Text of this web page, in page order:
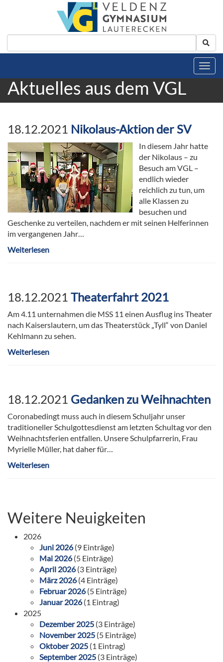
Aktuelles aus dem VGL
18.12.2021 Nikolaus-Aktion der SV
In diesem Jahr hatte
der Nikolaus – zu
Besuch am VGL –
endlich wieder
reichlich zu tun, um
alle Klassen zu
besuchen und
Geschenke zu verteilen, nachdem er mit seinen Helferinnen
im vergangenen Jahr…
Weiterlesen
18.12.2021 Theaterfahrt 2021
Am 4.11 unternahmen die MSS 11 einen Ausflug ins Theater
nach Kaiserslautern, um das Theaterstück „Tyll“ von Daniel
Kehlmann zu sehen.
Weiterlesen
18.12.2021 Gedanken zu Weihnachten
Coronabedingt muss auch in diesem Schuljahr unser
traditioneller Schulgottesdienst am letzten Schultag vor den
Weihnachtsferien entfallen. Unsere Schulpfarrerin, Frau
Myrielle Müller, hat daher für…
Weiterlesen
Weitere Neuigkeiten
2026
Juni 2026(9 Einträge)
Mai 2026(5 Einträge)
April 2026(3 Einträge)
März 2026(4 Einträge)
Februar 2026(5 Einträge)
Januar 2026(1 Eintrag)
2025
Dezember 2025 (3 Einträge)
November 2025 (5 Einträge)
Oktober 2025 (1 Eintrag)
September 2025 (3 Einträge)